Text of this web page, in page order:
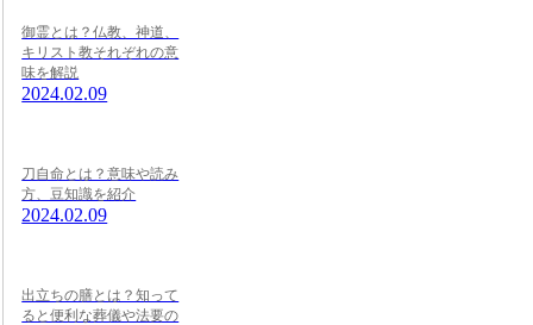
御霊とは？仏教、神道、
キリスト教それぞれの意
味を解説
2024.02.09
刀自命とは？意味や読み
方、豆知識を紹介
2024.02.09
出立ちの膳とは？知って
ると便利な葬儀や法要の